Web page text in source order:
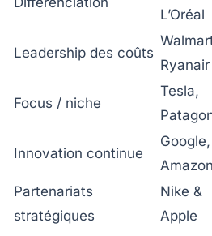
L’Oréal
Leadership des coûts
Ryanair
Focus / niche
Tesla,
Innovation continue
Google,
Amazon
Partenariats
stratégiques
Nike &
Apple